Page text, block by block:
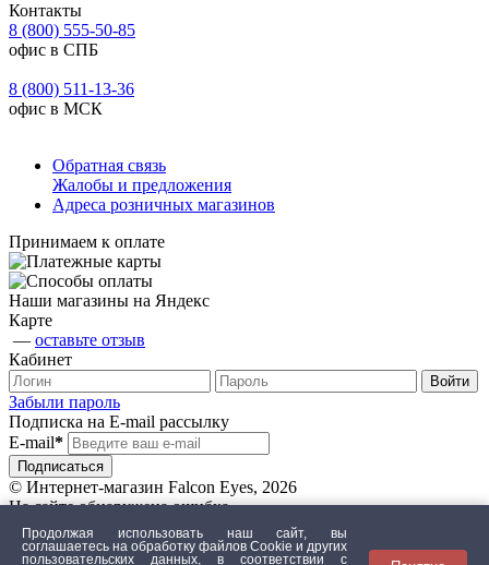
Контакты
8 (800) 555-50-85
офис в СПБ
8 (800) 511-13-36
офис в МСК
Обратная связь
Жалобы и предложения
Адреса розничных магазинов
Принимаем к оплате
Наши магазины на Яндекс
Карте
— оставьте отзыв
Кабинет
Забыли пароль
Подписка на E-mail рассылку
E-mail*
© Интернет-магазин Falcon Eyes, 2026
На сайте обнаружена ошибка
Продолжая использовать наш сайт, вы
соглашаетесь на обработку файлов Сookie и других
пользовательских данных, в соответствии с